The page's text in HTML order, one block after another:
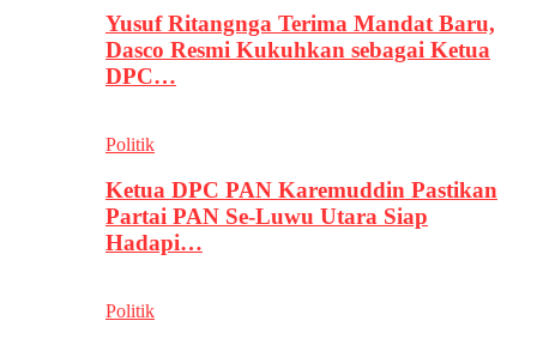
Yusuf Ritangnga Terima Mandat Baru,
Dasco Resmi Kukuhkan sebagai Ketua
DPC…
Politik
Ketua DPC PAN Karemuddin Pastikan
Partai PAN Se-Luwu Utara Siap
Hadapi…
Politik